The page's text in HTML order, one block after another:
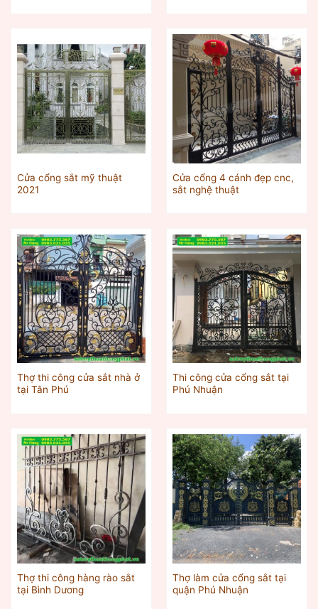
Cửa cổng sắt mỹ thuật
2021
Cửa cổng 4 cánh đẹp cnc,
sắt nghệ thuật
Thợ thi công cửa sắt nhà ở
tại Tân Phú
Thi công cửa cổng sắt tại
Phú Nhuận
Thợ thi công hàng rào sắt
tại Bình Dương
Thợ làm cửa cổng sắt tại
quận Phú Nhuận